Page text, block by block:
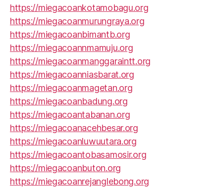
https://miegacoankotamobagu.org
https://miegacoanmurungraya.org
https://miegacoanbimantb.org
https://miegacoannmamuju.org
https://miegacoanmanggaraintt.org
https://miegacoanniasbarat.org
https://miegacoanmagetan.org
https://miegacoanbadung.org
https://miegacoantabanan.org
https://miegacoanacehbesar.org
https://miegacoanluwuutara.org
https://miegacoantobasamosir.org
https://miegacoanbuton.org
https://miegacoanrejanglebong.org